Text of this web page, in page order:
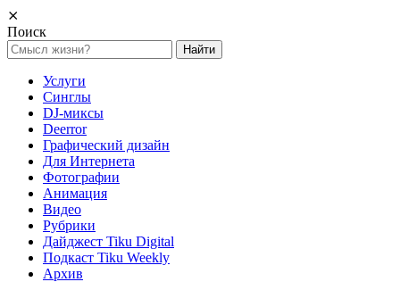
⨯
Поиск
Найти:
Услуги
Синглы
DJ-миксы
Deerror
Графический дизайн
Для Интернета
Фотографии
Анимация
Видео
Рубрики
Дайджест Tiku Digital
Подкаст Tiku Weekly
Архив